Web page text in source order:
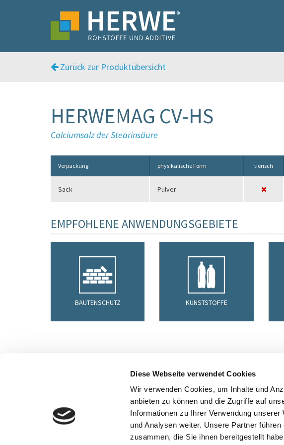
Diese Webseite verwendet Cookies
Wir verwenden Cookies, um Inhalte und
anbieten zu können und die Zugriffe auf
Informationen zu Ihrer Verwendung
und Analysen weiter. Unsere Partner
zusammen, die Sie ihnen bereitgestellt
Zurück zur Produktübersicht
HERWEMAG CV-HS
Calciumsalz der Stearinsäure
Verpackung physikalische Form tierisch
Sack Pulver
EMPFOHLENE ANWENDUNGSGEBIETE
BAUTENSCHUTZ KUNSTSTOFFE
SIE MÖCHTEN
www.herwe-additives.de - Alle Rechte vorbehalten - 2026